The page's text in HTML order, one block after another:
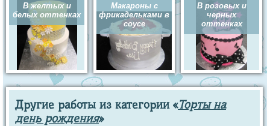
В желтых и
белых оттенках
Макароны с
фрикадельками в
соусе
В розовых и
черных
оттенках
Другие работы из категории «Торты на
день рождения»